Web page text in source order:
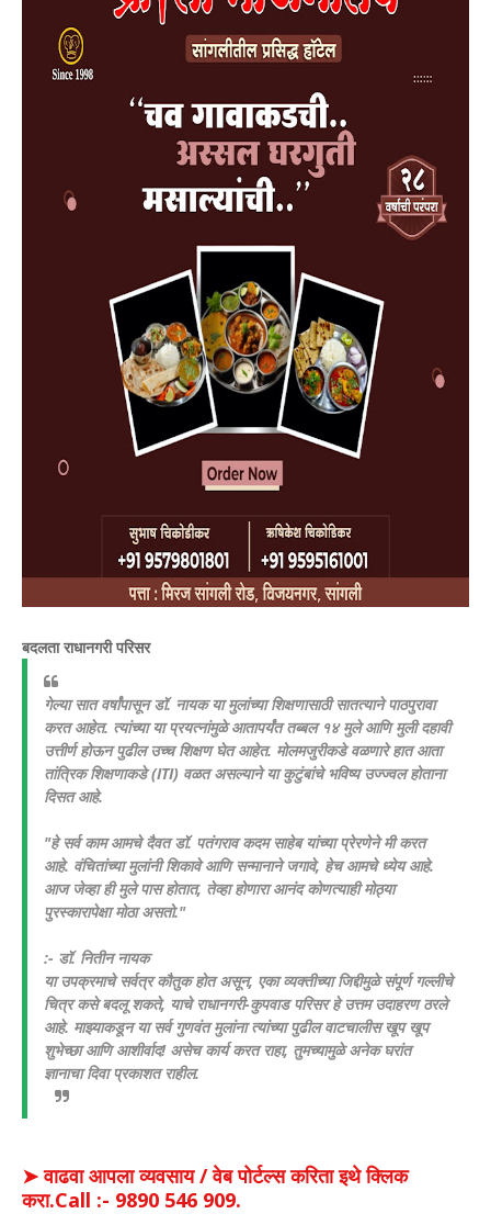
बदलता राधानगरी परिसर
​गेल्या सात वर्षांपासून डॉ. नायक या मुलांच्या शिक्षणासाठी सातत्याने पाठपुरावा
करत आहेत. त्यांच्या या प्रयत्नांमुळे आतापर्यंत तब्बल १४ मुले आणि मुली दहावी
उत्तीर्ण होऊन पुढील उच्च शिक्षण घेत आहेत. मोलमजुरीकडे वळणारे हात आता
तांत्रिक शिक्षणाकडे (ITI) वळत असल्याने या कुटुंबांचे भविष्य उज्ज्वल होताना
दिसत आहे.
​"हे सर्व काम आमचे दैवत डॉ. पतंगराव कदम साहेब यांच्या प्रेरणेने मी करत
आहे. वंचितांच्या मुलांनी शिकावे आणि सन्मानाने जगावे, हेच आमचे ध्येय आहे.
आज जेव्हा ही मुले पास होतात, तेव्हा होणारा आनंद कोणत्याही मोठ्या
पुरस्कारापेक्षा मोठा असतो."
:- डॉ. नितीन नायक
​या उपक्रमाचे सर्वत्र कौतुक होत असून, एका व्यक्तीच्या जिद्दीमुळे संपूर्ण गल्लीचे
चित्र कसे बदलू शकते, याचे राधानगरी-कुपवाड परिसर हे उत्तम उदाहरण ठरले
आहे. ​माझ्याकडून या सर्व गुणवंत मुलांना त्यांच्या पुढील वाटचालीस खूप खूप
शुभेच्छा आणि आशीर्वाद! असेच कार्य करत राहा, तुमच्यामुळे अनेक घरांत
ज्ञानाचा दिवा प्रकाशत राहील.
➤ वाढवा आपला व्यवसाय / वेब पोर्टल्स करिता इथे क्लिक
करा.Call :- 9890 546 909.